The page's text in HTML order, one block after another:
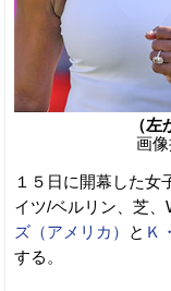
（
画
１５日に開幕した女
イツ/ベルリン、芝、
ズ（アメリカ）
と Ｋ
する。